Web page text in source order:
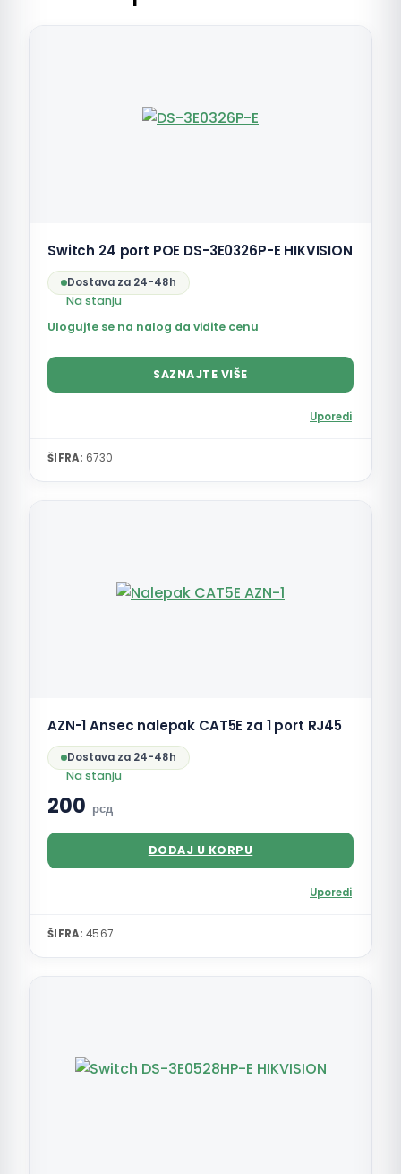
Switch 24 port POE DS-3E0326P-E HIKVISION
Dostava za 24-48h
Na stanju
Ulogujte se na nalog da vidite cenu
SAZNAJTE VIŠE
Uporedi
ŠIFRA: 6730
AZN-1 Ansec nalepak CAT5E za 1 port RJ45
Dostava za 24-48h
Na stanju
200 рсд
DODAJ U KORPU
Uporedi
ŠIFRA: 4567